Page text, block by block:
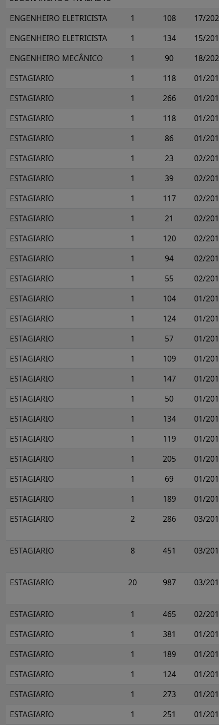
ENGENHEIRO ELETRICISTA 1 108
17/
ENGENHEIRO ELETRICISTA
1 134
15/
ENGENHEIRO MECÂNICO
1 90
18/
ESTAGIARIO
1 118
01/
ESTAGIARIO
1 266
01/
ESTAGIARIO
1 118
01/
ESTAGIARIO
1 86
01/
ESTAGIARIO
1 23
02/
ESTAGIARIO
1 39
02/
ESTAGIARIO
1 117
02/
ESTAGIARIO
1 21
02/
ESTAGIARIO
1 120
02/
ESTAGIARIO
1 94
02/
ESTAGIARIO
1 55
02/
ESTAGIARIO
1 104
01/
ESTAGIARIO
1 124
01/
ESTAGIARIO
1 57
01/
ESTAGIARIO
1 109
01/
ESTAGIARIO
1 147
01/
ESTAGIARIO
1 50
01/
ESTAGIARIO
1 134
01/
ESTAGIARIO
1 119
01/
ESTAGIARIO
1 205
01/
ESTAGIARIO
1 69
01/
ESTAGIARIO
1 189
01/
ESTAGIARIO
2 286 03/
ESTAGIARIO 8 451 03/
ESTAGIARIO 20 987 03/
ESTAGIARIO 1 465
02/
ESTAGIARIO
1 381
01/
ESTAGIARIO
1 189
01/
ESTAGIARIO
1 124
01/
ESTAGIARIO
1 273
01/
ESTAGIARIO
1 251
01/